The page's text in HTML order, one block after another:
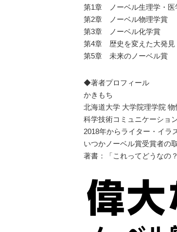
第1章 ノーベル生理学・医
第2章 ノーベル物理学賞
第3章 ノーベル化学賞
第4章 歴史を変えた大発見
第5章 未来のノーベル賞
◆著者プロフィール
かきもち
北海道大学 大学院理学院
科学技術コミュニケーショ
2018年からライター・イラ
いつかノーベル賞受賞者の
著書：「これってどうなの